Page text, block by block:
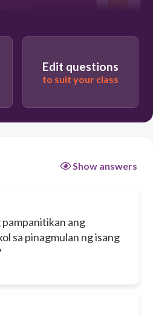
Edit questions
to suit your class
Show answers
pampanitikan ang
sa pinagmulan ng isang